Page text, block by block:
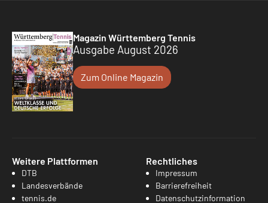
Magazin Württemberg Tennis
Ausgabe August 2026
Zum Online Magazin
Weitere Plattformen
DTB
Landesverbände
tennis.de
Rechtliches
Impressum
Barrierefreiheit
Datenschutzinformation